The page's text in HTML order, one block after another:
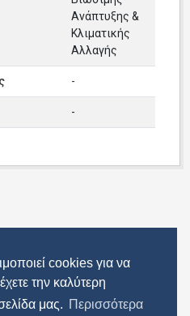
cookies για να
την καλύτερη
μας. Περισσότερα
Ανάπτυξης &
Κλιματικής
Αλλαγής
-
-